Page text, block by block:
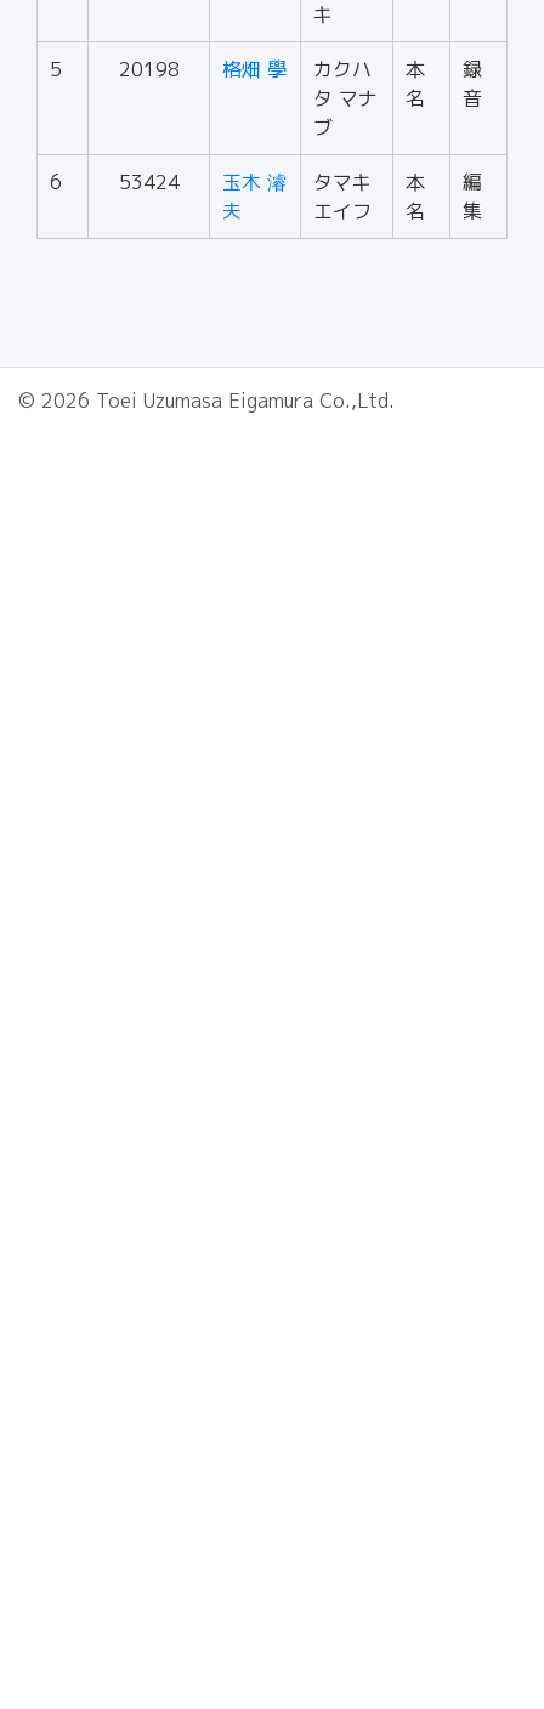
キ
5 20198 格畑 學
カクハ
タ マナ
ブ
本
名
録
音
6 53424
玉木 濬
夫
タマキ
エイフ
本
名
編
集
© 2026 Toei Uzumasa Eigamura Co.,Ltd.